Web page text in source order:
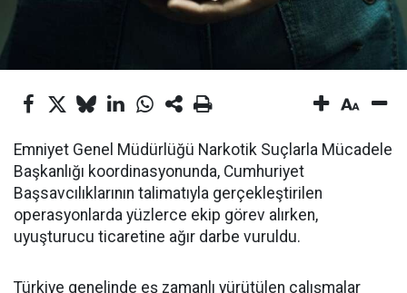
Emniyet Genel Müdürlüğü Narkotik Suçlarla Mücadele
Başkanlığı koordinasyonunda, Cumhuriyet
Başsavcılıklarının talimatıyla gerçekleştirilen
operasyonlarda yüzlerce ekip görev alırken,
uyuşturucu ticaretine ağır darbe vuruldu.
Türkiye genelinde eş zamanlı yürütülen çalışmalar